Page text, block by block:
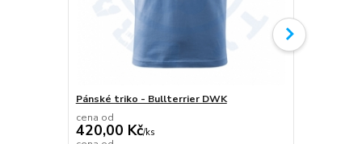
Pánské triko - Bullterrier DWK
cena od
420,00 Kč/ks